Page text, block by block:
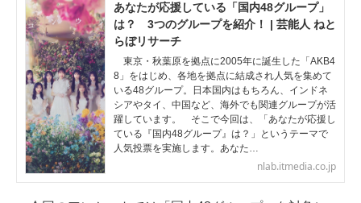
AI活用のいまが分かる
企業ITのトレンドを詳説
経営リーダーのコミュニティ
マーケ×ITの今がよく分かる
ITエンジニア向け専門サイト
あなたが応援している「国内48グループ」
は？ 3つのグループを紹介！ | 芸能人 ねと
らぼリサーチ
東京・秋葉原を拠点に2005年に誕生した「AKB4
8」をはじめ、各地を拠点に結成され人気を集めて
いる48グループ。日本国内はもちろん、インドネ
シアやタイ、中国など、海外でも関連グループが活
躍しています。 そこで今回は、「あなたが応援し
ている『国内48グループ』は？」というテーマで
人気投票を実施します。あなた…
nlab.itmedia.co.jp